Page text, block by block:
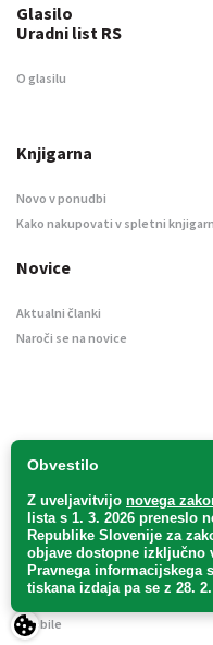
Obvestilo
Z uveljavitvijo novega
lista s 1. 3. 2026 preneslo
Republike Slovenije za
objave dostopne izključno
Pravnega informacijskega
tiskana izdaja pa se z 28.
Glasilo
Uradni list RS
O glasilu
Knjigarna
Novo v ponudbi
Kako nakupovati v spletni
Novice
Aktualni članki
Naroči se na novice
Uradni list d. o. o. – v likvidaciji /
2Mobile